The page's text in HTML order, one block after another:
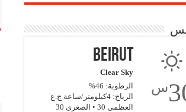
س
Beirut
Clear Sky
الرطوبة: 46%
الرياح: 4كيلومتر/ساعة ج.غ
العظمى 30 • الصغرى 30